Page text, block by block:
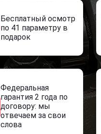
Бесплатный осмотр
по 41 параметру в
подарок
Федеральная
гарантия 2 года по
договору: мы
отвечаем за свои
слова